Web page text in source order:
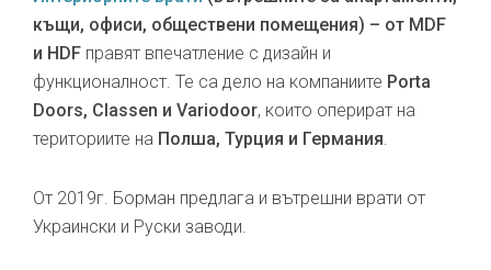
къщи, офиси, обществени помещения) – от MDF
и HDF правят впечатление с дизайн и
функционалност. Те са дело на компаниите Porta
Doors, Classen и Variodoor, които оперират на
териториите на Полша, Турция и Германия.
От 2019г. Борман предлага и вътрешни врати от
Украински и Руски заводи.